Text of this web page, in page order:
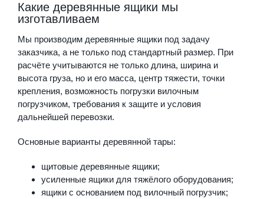
Какие деревянные ящики мы
изготавливаем
Мы производим деревянные ящики под задачу
заказчика, а не только под стандартный размер. При
расчёте учитываются не только длина, ширина и
высота груза, но и его масса, центр тяжести, точки
крепления, возможность погрузки вилочным
погрузчиком, требования к защите и условия
дальнейшей перевозки.
Основные варианты деревянной тары:
щитовые деревянные ящики;
усиленные ящики для тяжёлого оборудования;
ящики с основанием под вилочный погрузчик;